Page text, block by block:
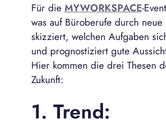
Für die MYWORKSPACE-
was auf Büroberufe durch
skizziert, welchen Aufgaben
und prognostiziert gute
Hier kommen die drei Thesen
Zukunft:
1. Trend: